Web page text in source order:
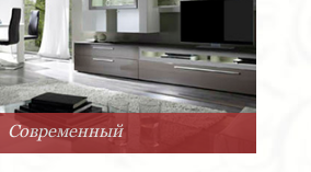
Современный